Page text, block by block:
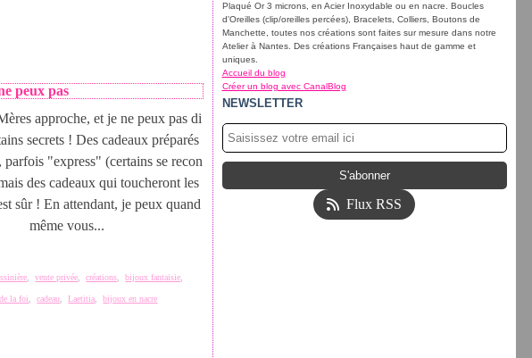
peux pas
approche, et je ne peux pas di
secrets ! Des cadeaux préparés
parfois "express" (certains se recon
des cadeaux qui toucheront les
sûr ! En attendant, je peux quand
même vous...
,vente privée ,créations ,bijoux fantaisie
la foi ,cadeau ,Laetitia ,bijoux en nacre
Plaqué Or 3 microns, en Acier Inoxydable ou en nacre. Boucles
d'Oreilles (clip/oreilles percées), Bracelets, Colliers, Boutons de
Manchette, toutes nos créations sont faites sur mesure dans notre
Atelier à Nantes. Des créations Françaises haut de gamme et
uniques.
Accueil du blog
Créer un blog avec CanalBlog
NEWSLETTER
Flux RSS